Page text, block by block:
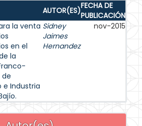
AUTOR(ES)FECHA DE
PUBLICACIÓN
la venta
en el
la
de
e Industria
Sidney
Jaimes
Hernandez
nov-2015